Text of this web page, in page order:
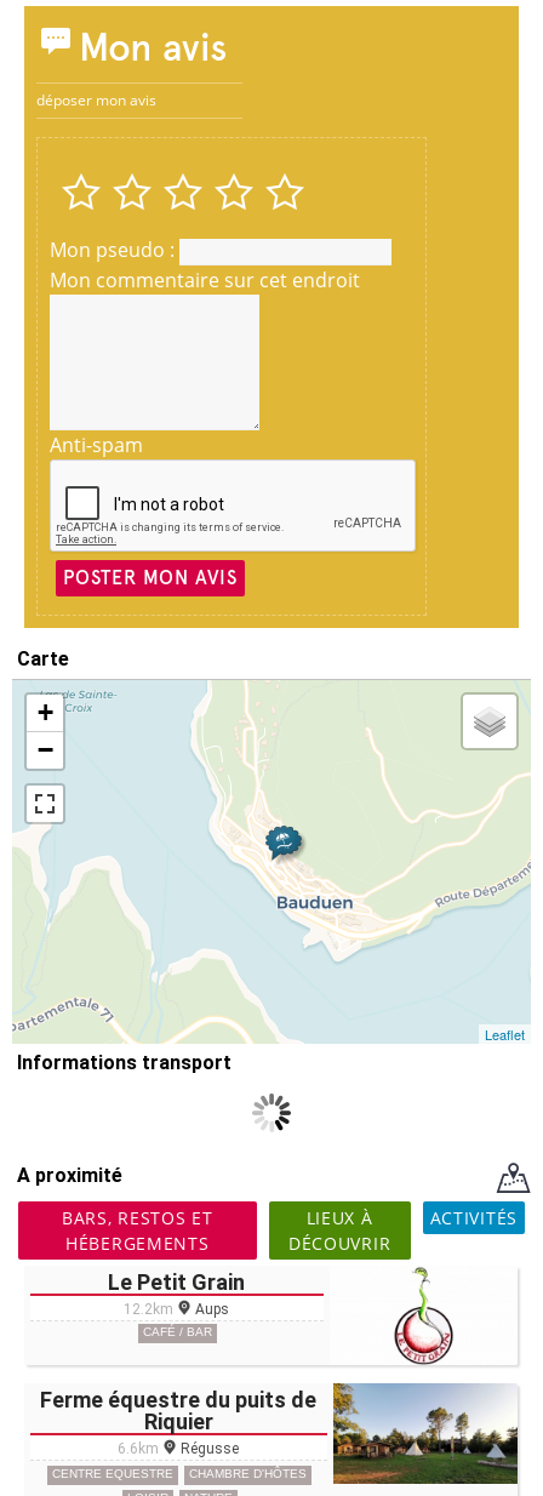
Mon avis
déposer mon avis
Mon pseudo :
Mon commentaire sur cet endroit
Anti-spam
POSTER MON AVIS
Carte
+
−
Leaflet
Informations transport
A proximité
BARS, RESTOS ET
HÉBERGEMENTS
LIEUX À
DÉCOUVRIR
ACTIVITÉS
Le Petit Grain
12.2km Aups
CAFÉ / BAR
Ferme équestre du puits de
Riquier
6.6km Régusse
CENTRE EQUESTRE
CHAMBRE D'HÔTES